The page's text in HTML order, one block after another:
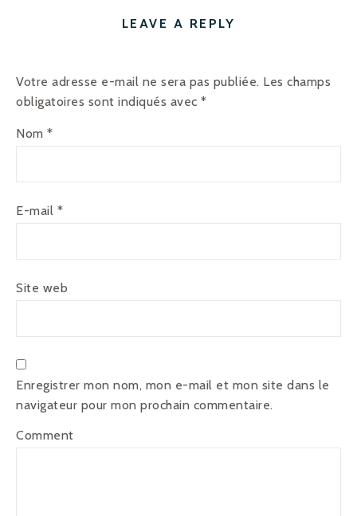
LEAVE A REPLY
Votre adresse e-mail ne sera pas publiée. Les champs
obligatoires sont indiqués avec *
Nom *
E-mail *
Site web
Enregistrer mon nom, mon e-mail et mon site dans le
navigateur pour mon prochain commentaire.
Comment